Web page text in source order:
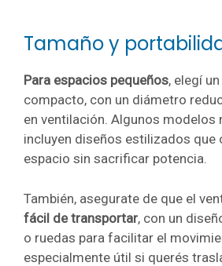
Tamaño y
Para espacios pequeños, elegí
compacto, con un diámetro
en ventilación. Algunos modelos
incluyen diseños estilizados que
espacio sin sacrificar potencia.
También, asegurate de que el
fácil de transportar, con un
o ruedas para facilitar el
especialmente útil si querés